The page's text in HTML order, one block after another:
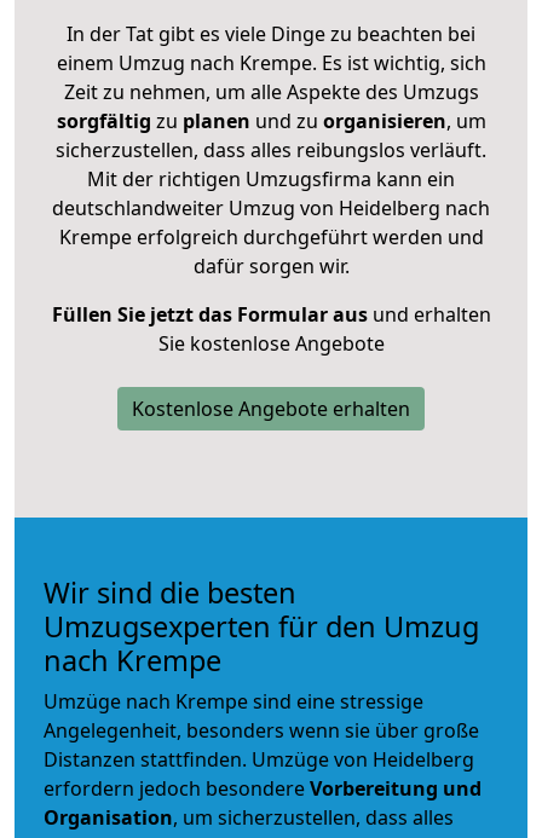
In der Tat gibt es viele Dinge zu beachten bei
einem Umzug nach Krempe. Es ist wichtig, sich
Zeit zu nehmen, um alle Aspekte des Umzugs
sorgfältig zu planen und zu organisieren, um
sicherzustellen, dass alles reibungslos verläuft.
Mit der richtigen Umzugsfirma kann ein
deutschlandweiter Umzug von Heidelberg nach
Krempe erfolgreich durchgeführt werden und
dafür sorgen wir.
Füllen Sie jetzt das Formular ausund erhalten
Sie kostenlose Angebote
Kostenlose Angebote erhalten
Wir sind die besten
Umzugsexperten für den Umzug
nach Krempe
Umzüge nach Krempe sind eine stressige
Angelegenheit, besonders wenn sie über große
Distanzen stattfinden. Umzüge von Heidelberg
erfordern jedoch besondereVorbereitung und
Organisation, um sicherzustellen, dass alles